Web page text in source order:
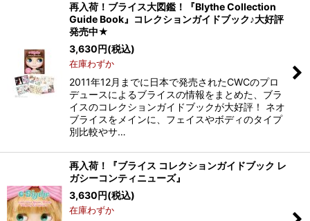
再入荷！ブライス大図鑑！『Blythe Collection
Guide Book』コレクションガイドブック♪大好評
発売中★
3,630円(税込)
在庫わずか
2011年12月までに日本で発売されたCWCのプロ
デュースによるブライスの情報をまとめた、ブラ
イスのコレクションガイドブックが大好評！ ネオ
ブライスをメインに、フェイスやボディのタイプ
別比較やサ…
再入荷！『ブライス コレクションガイドブック レ
ガシーコンティニューズ』
3,630円(税込)
在庫わずか